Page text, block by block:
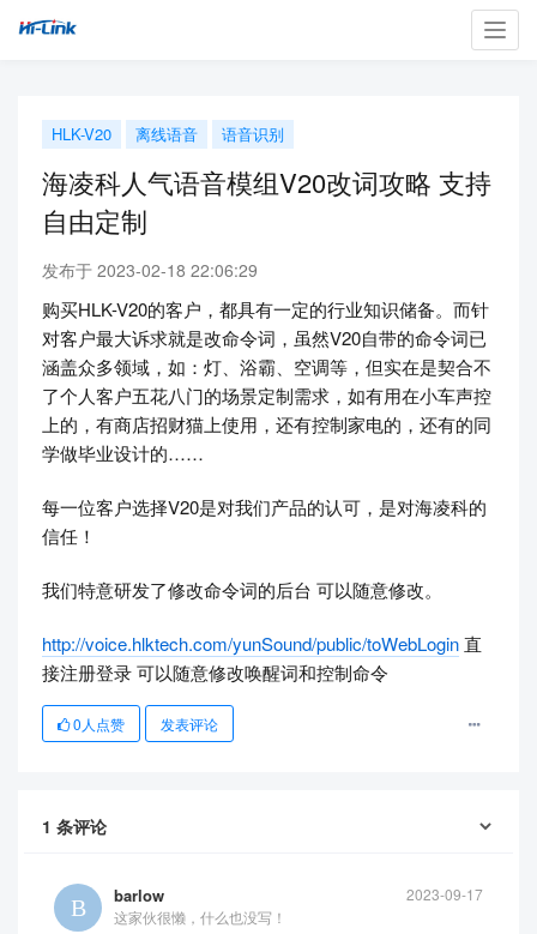
HLK-V20 离线语音 语音识别
海凌科人气语音模组V20改词攻略 支持
自由定制
发布于 2023-02-18 22:06:29
购买HLK-V20的客户，都具有一定的行业知识储备。而针
对客户最大诉求就是改命令词，虽然V20自带的命令词已
涵盖众多领域，如：灯、浴霸、空调等，但实在是契合不
了个人客户五花八门的场景定制需求，如有用在小车声控
上的，有商店招财猫上使用，还有控制家电的，还有的同
学做毕业设计的……
每一位客户选择V20是对我们产品的认可，是对海凌科的
信任！
我们特意研发了修改命令词的后台 可以随意修改。
http://voice.hlktech.com/yunSound/public/toWebLogin直
接注册登录 可以随意修改唤醒词和控制命令
0 人点赞 发表评论
1 条评论
barlow
2023-09-17
这家伙很懒，什么也没写！